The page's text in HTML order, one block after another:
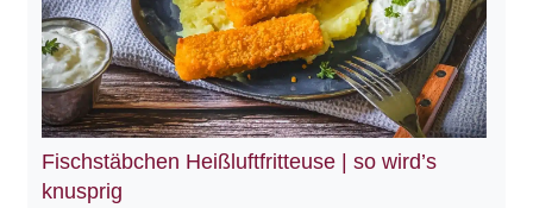
Fischstäbchen Heißluftfritteuse | so wird’s
knusprig